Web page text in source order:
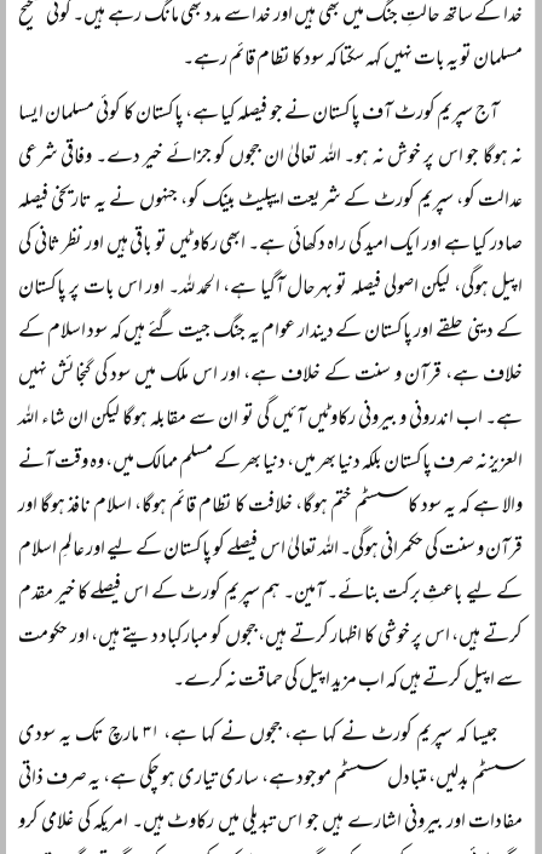
خدا کے ساتھ حالتِ جنگ میں بھی ہیں اور خدا سے مدد بھی مانگ رہے ہیں۔ کوئی صحیح
مسلمان تو یہ بات نہیں کہہ سکتا کہ سود کا نظام قائم رہے۔
آج سپریم کورٹ آف پاکستان نے جو فیصلہ کیا ہے، پاکستان کا کوئی مسلمان ایسا
نہ ہوگا جو اس پر خوش نہ ہو۔ اللہ تعالیٰ ان ججوں کو جزائے خیر دے۔ وفاقی شرعی
عدالت کو، سپریم کورٹ کے شریعت ایپلیٹ بینک کو، جنہوں نے یہ تاریخی فیصلہ
صادر کیا ہے اور ایک امید کی راہ دکھائی ہے۔ ابھی رکاوٹیں تو باقی ہیں اور نظر ثانی کی
اپیل ہوگی، لیکن اصولی فیصلہ تو بہرحال آگیا ہے، الحمد للہ۔ اور اس بات پر پاکستان
کے دینی حلقے اور پاکستان کے دیندار عوام یہ جنگ جیت گئے ہیں کہ سود اسلام کے
خلاف ہے، قرآن و سنت کے خلاف ہے، اور اس ملک میں سود کی گنجائش نہیں
ہے۔ اب اندرونی و بیرونی رکاوٹیں آئیں گی تو ان سے مقابلہ ہوگا لیکن ان شاء اللہ
العزیز نہ صرف پاکستان بلکہ دنیا بھر میں، دنیا بھر کے مسلم ممالک میں، وہ وقت آنے
والا ہے کہ یہ سود کا سسٹم ختم ہوگا، خلافت کا نظام قائم ہوگا، اسلام نافذ ہوگا اور
قرآن و سنت کی حکمرانی ہوگی۔ اللہ تعالیٰ اس فیصلے کو پاکستان کے لیے اور عالمِ اسلام
کے لیے باعثِ برکت بنائے۔ آمین۔ ہم سپریم کورٹ کے اس فیصلے کا خیر مقدم
کرتے ہیں، اس پر خوشی کا اظہار کرتے ہیں، ججوں کو مبارکباد دیتے ہیں، اور حکومت
سے اپیل کرتے ہیں کہ اب مزید اپیل کی حماقت نہ کرے۔
جیسا کہ سپریم کورٹ نے کہا ہے، ججوں نے کہا ہے، ۳۱ مارچ تک یہ سودی
سسٹم بدلیں، متبادل سسٹم موجود ہے، ساری تیاری ہو چکی ہے، یہ صرف ذاتی
مفادات اور بیرونی اشارے ہیں جو اس تبدیلی میں رکاوٹ ہیں۔ امریکہ کی غلامی کرو